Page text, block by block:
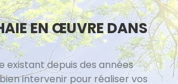
EN ŒUVRE DANS
existant depuis des années
intervenir pour réaliser vos